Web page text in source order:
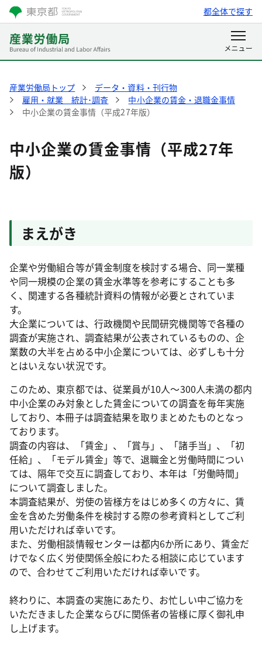
都全体で探す
産業労働局トップ
データ・資料・刊行物
雇用・就業 統計･調査
中小企業の賃金・退職金事情
中小企業の賃金事情（平成27年版）
中小企業の賃金事情（平成27年
版）
まえがき
企業や労働組合等が賃金制度を検討する場合、同一業種
や同一規模の企業の賃金水準等を参考にすることも多
く、関連する各種統計資料の情報が必要とされていま
す。
大企業については、行政機関や民間研究機関等で各種の
調査が実施され、調査結果が公表されているものの、企
業数の大半を占める中小企業については、必ずしも十分
とはいえない状況です。
このため、東京都では、従業員が10人～300人未満の都内
中小企業のみ対象とした賃金についての調査を毎年実施
しており、本冊子は調査結果を取りまとめたものとなっ
ております。
調査の内容は、「賃金」、「賞与」、「諸手当」、「初
任給」、「モデル賃金」等で、退職金と労働時間につい
ては、隔年で交互に調査しており、本年は「労働時間」
について調査しました。
本調査結果が、労使の皆様方をはじめ多くの方々に、賃
金を含めた労働条件を検討する際の参考資料としてご利
用いただければ幸いです。
また、労働相談情報センターは都内6か所にあり、賃金だ
けでなく広く労使関係全般にわたる相談に応じています
ので、合わせてご利用いただければ幸いです。
終わりに、本調査の実施にあたり、お忙しい中ご協力を
いただきました企業ならびに関係者の皆様に厚く御礼申
し上げます。